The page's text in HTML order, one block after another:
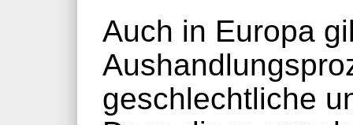
Auch in Europa
geschlechtliche